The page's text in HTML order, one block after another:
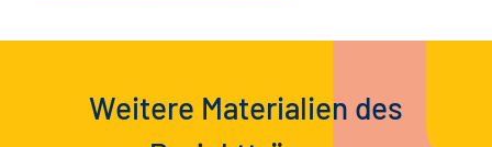
Weitere Materialien des